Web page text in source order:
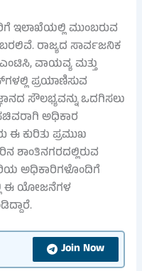
ಇಲಾಖೆಯಲ್ಲಿ ಮುಂಬರುವ
ರಾಜ್ಯದ ಸಾರ್ವಜನಿಕ
ವಾಯವ್ಯ ಮತ್ತು
ಪ್ರಯಾಣಿಸುವ
ಸೌಲಭ್ಯವನ್ನು ಒದಗಿಸಲು
ಅಧಿಕಾರ
ಈ ಕುರಿತು ಪ್ರಮುಖ
ಶಾಂತಿನಗರದಲ್ಲಿರುವ
ಅಧಿಕಾರಿಗಳೊಂದಿಗೆ
ಈ ಯೋಜನೆಗಳ
Join Now